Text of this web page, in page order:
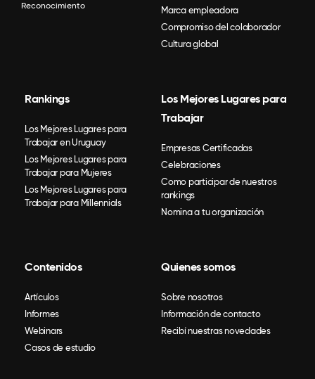
Reconocimiento
Marca empleadora
Compromiso del colaborador
Cultura global
Rankings
Los Mejores Lugares para
Trabajar en Uruguay
Los Mejores Lugares para
Trabajar para Mujeres
Los Mejores Lugares para
Trabajar para Millennials
Los Mejores Lugares para
Trabajar
Empresas Certificadas
Celebraciones
Como participar de nuestros
rankings
Nomina a tu organización
Contenidos
Artículos
Informes
Webinars
Casos de estudio
Quienes somos
Sobre nosotros
Información de contacto
Recibí nuestras novedades